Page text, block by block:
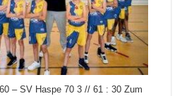
– SV Haspe 70 3 // 61 : 30 Zum